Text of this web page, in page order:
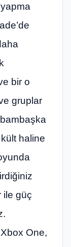
yapma
bir o
gruplar
haline
ile güç
One,